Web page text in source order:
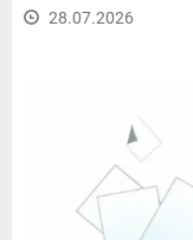
28.07.2026